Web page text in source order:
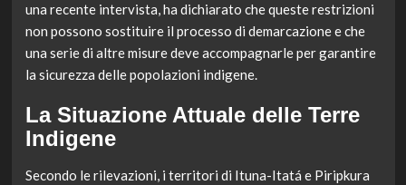
una recente intervista, ha dichiarato che queste restrizioni
non possono sostituire il processo di demarcazione e che
una serie di altre misure deve accompagnarle per garantire
la sicurezza delle popolazioni indigene.
La Situazione Attuale delle Terre
Indigene
Secondo le rilevazioni, i territori di Ituna-Itatá e Piripkura